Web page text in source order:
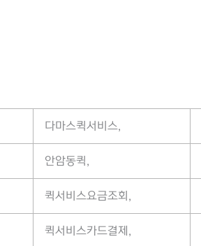
다마스퀵서비스,
안암동퀵,
퀵서비스요금조회,
퀵서비스카드결제,